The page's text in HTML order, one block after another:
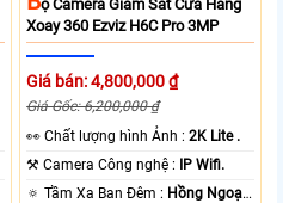
Ộ Camera Giám Sát Cửa Hàng
Xoay 360 Ezviz H6C Pro 3MP
Giá bán: 4,800,000 ₫
Giá Gốc: 6,200,000 ₫
️👀 Chất lượng hình Ảnh :2K Lite .
⚒ Camera Công nghệ : IP Wifi.
🔅 Tầm Xa Ban Đêm : Hồng Ngoại